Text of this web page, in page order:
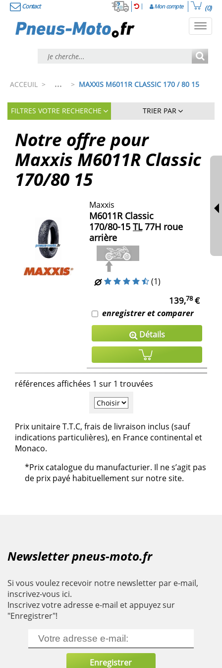
Contact Mon compte (0)
ACCEUIL > ... > MAXXIS M6011R CLASSIC 170 / 80 15
FILTRES VOTRE RECHERCHE TRIER PAR
Notre offre pour
Maxxis M6011R Classic
170/80 15
Maxxis
M6011R Classic
170/80-15 TL77H roue
arrière
(1)
139,78€
enregistrer et comparer
Détails
références affichées 1 sur 1 trouvées
Prix unitaire T.T.C, frais de livraison inclus (sauf
indications particulières), en France continental et
Monaco.
*Prix catalogue du manufacturier. Il ne s’agit pas
de prix payé habituellement sur notre site.
Newsletter pneus-moto.fr
Si vous voulez recevoir notre newsletter par e-mail,
inscrivez-vous ici.
Inscrivez votre adresse e-mail et appuyez sur
"Enregistrer"!